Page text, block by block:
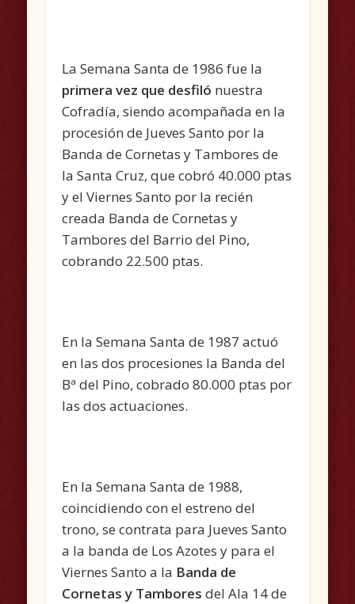
La Semana Santa de 1986 fue la
primera vez que desfiló nuestra
Cofradía, siendo acompañada en la
procesión de Jueves Santo por la
Banda de Cornetas y Tambores de
la Santa Cruz, que cobró 40.000 ptas
y el Viernes Santo por la recién
creada Banda de Cornetas y
Tambores del Barrio del Pino,
cobrando 22.500 ptas.
En la Semana Santa de 1987 actuó
en las dos procesiones la Banda del
Bª del Pino, cobrado 80.000 ptas por
las dos actuaciones.
En la Semana Santa de 1988,
coincidiendo con el estreno del
trono, se contrata para Jueves Santo
a la banda de Los Azotes y para el
Viernes Santo a la Banda de
Cornetas y Tambores del Ala 14 de